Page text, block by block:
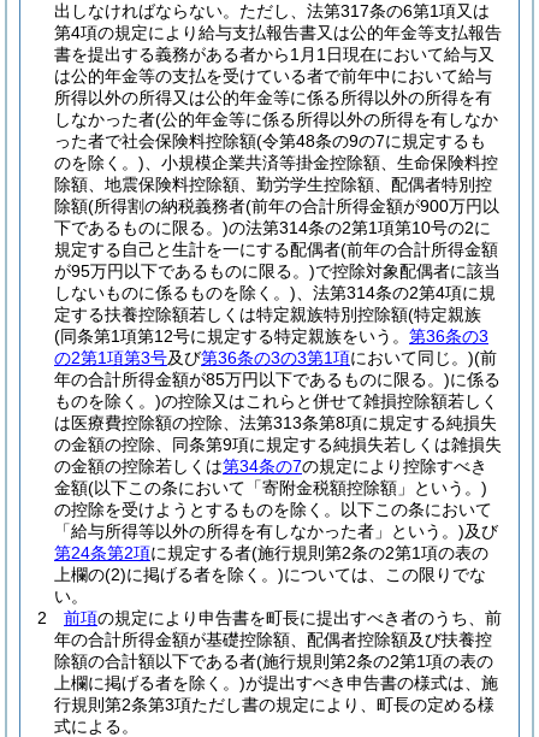
出しなければならない。 ただし、法第317条の6第1項又は
第4項の規定により給与支払報告書又は公的年金等支払報告
書を提出する義務がある者から1月1日現在において給与又
は公的年金等の支払を受けている者で前年中において給与
所得以外の所得又は公的年金等に係る所得以外の所得を有
しなかった者(公的年金等に係る所得以外の所得を有しなか
った者で社会保険料控除額(令第48条の9の7に規定するも
のを除く。) 、小規模企業共済等掛金控除額、生命保険料控
除額、地震保険料控除額、勤労学生控除額、配偶者特別控
除額(所得割の納税義務者(前年の合計所得金額が900万円以
下であるものに限る。)の法第314条の2第1項第10号の2に
規定する自己と生計を一にする配偶者(前年の合計所得金額
が95万円以下であるものに限る。)で控除対象配偶者に該当
しないものに係るものを除く。) 、法第314条の2第4項に規
定する扶養控除額若しくは特定親族特別控除額(特定親族
(同条第1項第12号に規定する特定親族をいう。 第36条の3
の2第1項第3号及び第36条の3の3第1項において同じ。)(前
年の合計所得金額が85万円以下であるものに限る。)に係る
ものを除く。)の控除又はこれらと併せて雑損控除額若しく
は医療費控除額の控除、法第313条第8項に規定する純損失
の金額の控除、同条第9項に規定する純損失若しくは雑損失
の金額の控除若しくは第34条の7の規定により控除すべき
金額(以下この条において「寄附金税額控除額」という。)
の控除を受けようとするものを除く。以下この条において
「給与所得等以外の所得を有しなかった者」という。)及び
第24条第2項に規定する者(施行規則第2条の2第1項の表の
上欄の(2)に掲げる者を除く。)については、この限りでな
い。
2
前項の規定により申告書を町長に提出すべき者のうち、前
年の合計所得金額が基礎控除額、配偶者控除額及び扶養控
除額の合計額以下である者(施行規則第2条の2第1項の表の
上欄に掲げる者を除く。)が提出すべき申告書の様式は、施
行規則第2条第3項ただし書の規定により、町長の定める様
式による。